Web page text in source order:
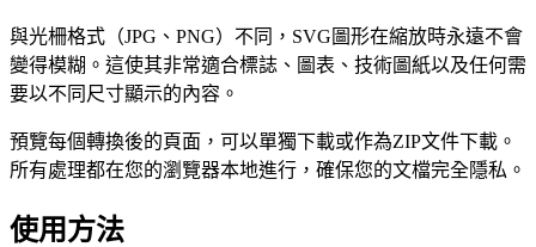
與光柵格式（JPG、PNG）不同，SVG圖形在縮放時永遠不會
變得模糊。這使其非常適合標誌、圖表、技術圖紙以及任何需
要以不同尺寸顯示的內容。
預覽每個轉換後的頁面，可以單獨下載或作為ZIP文件下載。
所有處理都在您的瀏覽器本地進行，確保您的文檔完全隱私。
使用方法